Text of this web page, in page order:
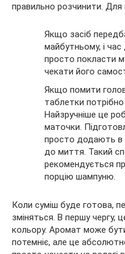
правильно розчинити.
Якщо засіб
майбутньому, і
просто покласти
чекати його
Якщо помити
таблетки
Найзручніше це
маточки.
просто додають в
до миття. Такий
рекомендується
порцію шампуню.
Коли суміш буде готова,
зміняться. В першу чергу,
кольору. Аромат може
потемніє, але це